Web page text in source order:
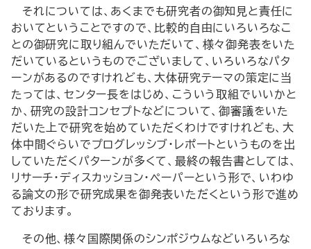
それについては、あくまでも研究者の御知見と責任に
おいてということですので、比較的自由にいろいろなこ
との御研究に取り組んでいただいて、様々御発表をいた
だいているというものでございまして、いろいろなパタ
ーンがあるのですけれども、大体研究テーマの策定に当
たっては、センター長をはじめ、こういう取組でいいかと
か、研究の設計コンセプトなどについて、御審議をいた
だいた上で研究を始めていただくわけですけれども、大
体中間ぐらいでプログレッシブ・レポートというものを出
していただくパターンが多くて、最終の報告書としては、
リサーチ・ディスカッション・ペーパーという形で、いわゆ
る論文の形で研究成果を御発表いただくという形で進め
ております。
その他、様々国際関係のシンポジウムなどいろいろな